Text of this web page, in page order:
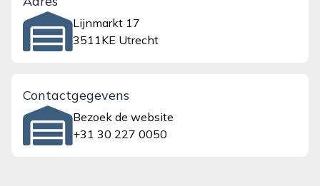
Lijnmarkt 17
3511KE Utrecht
Contactgegevens
Bezoek de website
+31 30 227 0050